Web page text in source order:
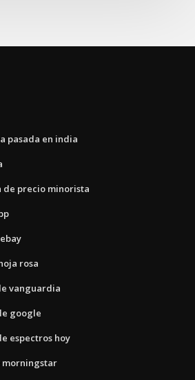
pasada en india
de precio minorista
rosa
vanguardia
google
espectros hoy
morningstar